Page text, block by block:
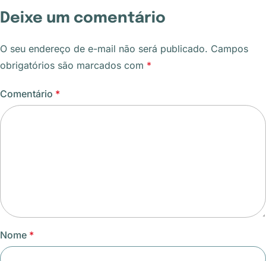
Deixe um comentário
O seu endereço de e-mail não será publicado. Campos
obrigatórios são marcados com *
Comentário *
Nome *